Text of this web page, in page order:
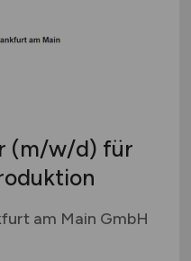
(m/w/d) für
am Main GmbH